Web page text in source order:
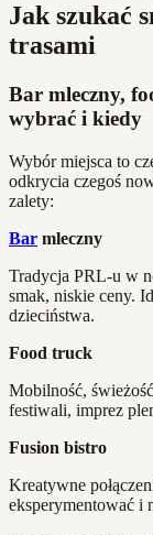
Jak szukać
trasami
Bar mleczny,
wybrać i kiedy
Wybór miejsca to
odkrycia czegoś
zalety:
Bar mleczny
Tradycja PRL-u w
smak, niskie ceny.
dzieciństwa.
Food truck
Mobilność,
festiwali, imprez
Fusion bistro
Kreatywne
eksperymentować i